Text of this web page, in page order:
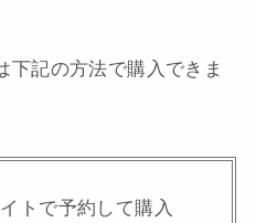
下記の方法で購入できま
トで予約して購入